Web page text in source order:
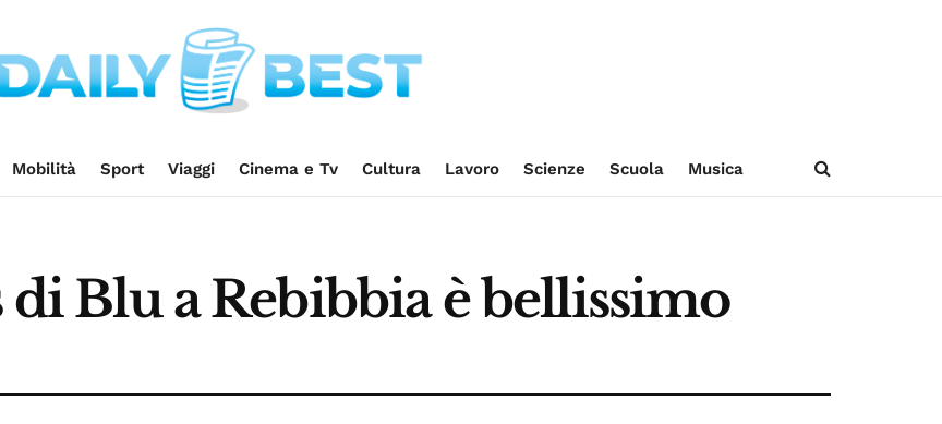
Mobilità Sport Viaggi Cinema e Tv Cultura Lavoro Scienze Scuola Musica
Blu a Rebibbia è bellissimo